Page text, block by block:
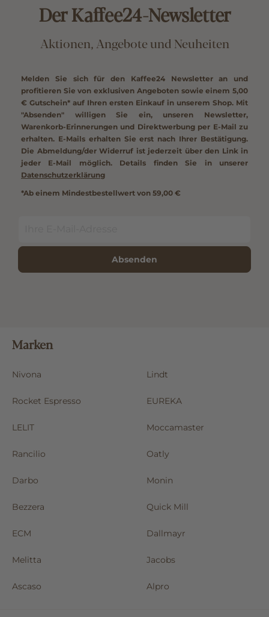
Der Kaffee24-Newsletter
Aktionen, Angebote und Neuheiten
Melden Sie sich für den Kaffee24 Newsletter an und
profitieren Sie von exklusiven Angeboten sowie einem 5,00
€ Gutschein* auf Ihren ersten Einkauf in unserem Shop. Mit
"Absenden" willigen Sie ein, unseren Newsletter,
Warenkorb-Erinnerungen und Direktwerbung per E-Mail zu
erhalten. E-Mails erhalten Sie erst nach Ihrer Bestätigung.
Die Abmeldung/der Widerruf ist jederzeit über den Link in
jeder E-Mail möglich. Details finden Sie in unserer
Datenschutzerklärung
*Ab einem Mindestbestellwert von 59,00 €
Absenden
Marken
Nivona Lindt
Rocket Espresso EUREKA
LELIT Moccamaster
Rancilio Oatly
Darbo Monin
Bezzera Quick Mill
ECM Dallmayr
Melitta Jacobs
Ascaso Alpro